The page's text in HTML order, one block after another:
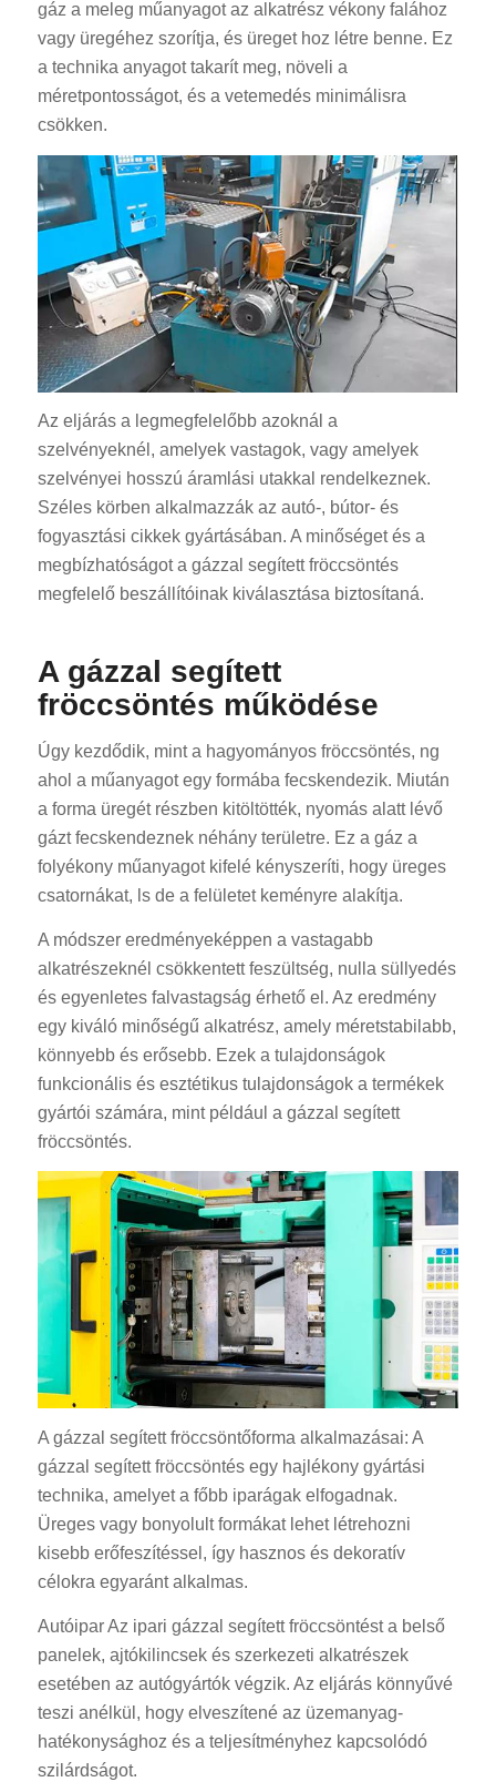
gáz a meleg műanyagot az alkatrész vékony falához
vagy üregéhez szorítja, és üreget hoz létre benne. Ez
a technika anyagot takarít meg, növeli a
méretpontosságot, és a vetemedés minimálisra
csökken.
Az eljárás a legmegfelelőbb azoknál a
szelvényeknél, amelyek vastagok, vagy amelyek
szelvényei hosszú áramlási utakkal rendelkeznek.
Széles körben alkalmazzák az autó-, bútor- és
fogyasztási cikkek gyártásában. A minőséget és a
megbízhatóságot a gázzal segített fröccsöntés
megfelelő beszállítóinak kiválasztása biztosítaná.
A gázzal segített
fröccsöntés működése
Úgy kezdődik, mint a hagyományos fröccsöntés, ng
ahol a műanyagot egy formába fecskendezik. Miután
a forma üregét részben kitöltötték, nyomás alatt lévő
gázt fecskendeznek néhány területre. Ez a gáz a
folyékony műanyagot kifelé kényszeríti, hogy üreges
csatornákat, ls de a felületet keményre alakítja.
A módszer eredményeképpen a vastagabb
alkatrészeknél csökkentett feszültség, nulla süllyedés
és egyenletes falvastagság érhető el. Az eredmény
egy kiváló minőségű alkatrész, amely méretstabilabb,
könnyebb és erősebb. Ezek a tulajdonságok
funkcionális és esztétikus tulajdonságok a termékek
gyártói számára, mint például a gázzal segített
fröccsöntés.
A gázzal segített fröccsöntőforma alkalmazásai: A
gázzal segített fröccsöntés egy hajlékony gyártási
technika, amelyet a főbb iparágak elfogadnak.
Üreges vagy bonyolult formákat lehet létrehozni
kisebb erőfeszítéssel, így hasznos és dekoratív
célokra egyaránt alkalmas.
Autóipar Az ipari gázzal segített fröccsöntést a belső
panelek, ajtókilincsek és szerkezeti alkatrészek
esetében az autógyártók végzik. Az eljárás könnyűvé
teszi anélkül, hogy elveszítené az üzemanyag-
hatékonysághoz és a teljesítményhez kapcsolódó
szilárdságot.